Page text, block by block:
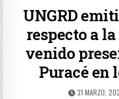
UNGRD
respecto a
venido
Puracé en
PUBLISHED
31 MARZO,